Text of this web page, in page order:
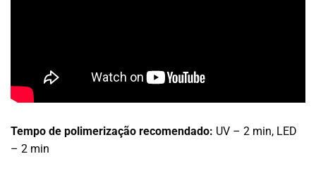
Tempo de polimerização recomendado: UV – 2 min, LED
– 2 min